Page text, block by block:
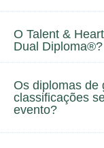
O Talent &
Dual Diploma®?
Os diplomas de
classificações
evento?